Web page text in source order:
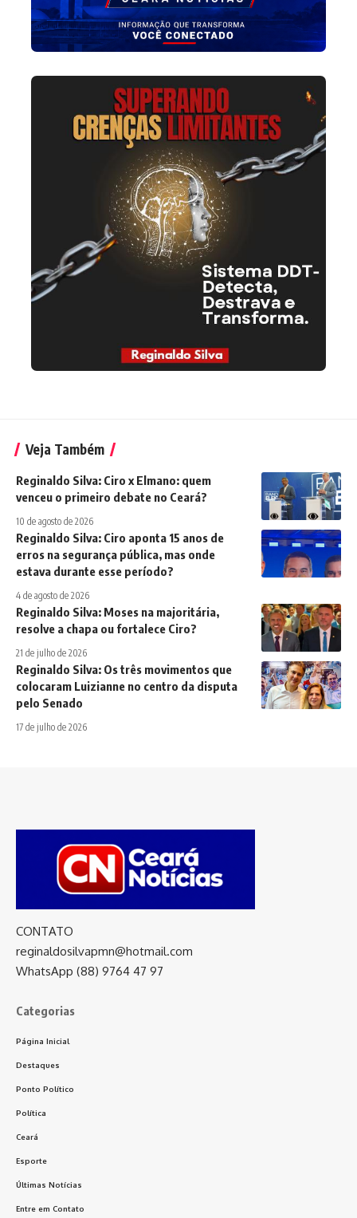
Veja Também
Reginaldo Silva: Ciro x Elmano: quem
venceu o primeiro debate no Ceará?
10 de agosto de 2026
Reginaldo Silva: Ciro aponta 15 anos de
erros na segurança pública, mas onde
estava durante esse período?
4 de agosto de 2026
Reginaldo Silva: Moses na majoritária,
resolve a chapa ou fortalece Ciro?
21 de julho de 2026
Reginaldo Silva: Os três movimentos que
colocaram Luizianne no centro da disputa
pelo Senado
17 de julho de 2026
CONTATO
reginaldosilvapmn@hotmail.com
WhatsApp (88) 9764 47 97
Categorias
Página Inicial
Destaques
Ponto Político
Política
Ceará
Esporte
Últimas Notícias
Entre em Contato